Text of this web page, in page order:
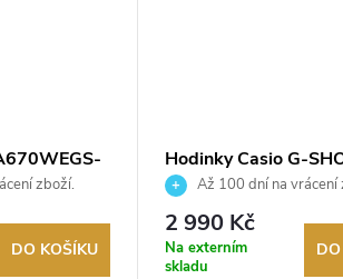
zboží.
DO KOŠÍKU
Hodinky Casio G-
GMA-P2100PC-
Až 100 dní na vrácení
Autorizovaný prodejce.
2 990 Kč
Na externím
skladu